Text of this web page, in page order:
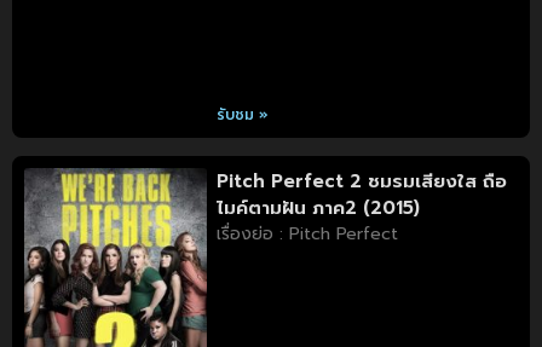
รับชม »
Pitch Perfect 2 ชมรมเสียงใส ถือ
ไมค์ตามฝัน ภาค2 (2015)
เรื่องย่อ : Pitch Perfect